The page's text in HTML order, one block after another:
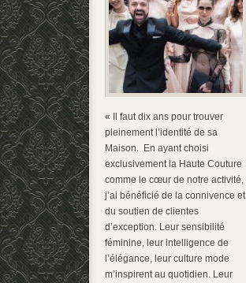
« Il faut dix ans pour trouver
pleinement l’identité de sa
Maison. En ayant choisi
exclusivement la Haute Couture
comme le cœur de notre activité,
j’ai bénéficié de la connivence et
du soutien de clientes
d’exception. Leur sensibilité
féminine, leur intelligence de
l’élégance, leur culture mode
m’inspirent au quotidien. Leur